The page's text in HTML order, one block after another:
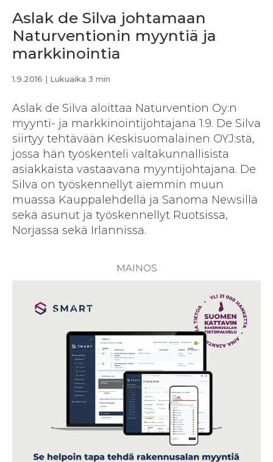
Aslak de Silva johtamaan
Naturventionin myyntiä ja
markkinointia
1.9.2016 | Lukuaika 3 min
Aslak de Silva aloittaa Naturvention Oy:n
myynti- ja markkinointijohtajana 1.9. De Silva
siirtyy tehtävään Keskisuomalainen OYJ:stä,
jossa hän työskenteli valtakunnallisista
asiakkaista vastaavana myyntijohtajana. De
Silva on työskennellyt aiemmin muun
muassa Kauppalehdellä ja Sanoma Newsillä
sekä asunut ja työskennellyt Ruotsissa,
Norjassa sekä Irlannissa.